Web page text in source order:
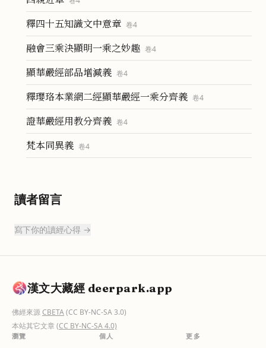
釋四十五知識文中意章 卷4
融會三乘決顯明一乘之妙趣 卷4
顯華嚴經部品增減義 卷4
釋瓔珞本業網二經顯華嚴經一乘分齊義 卷4
證華嚴經用教分齊義 卷4
梵本同異義 卷4
讀者留言
寫下你的讀經心得 →
漢文大藏經 deerpark.app
佛經來源CBETA(CC BY-NC-SA 3.0)
本站其它文章(CC BY-NC-SA 4.0)
瀏覽 個人 更多